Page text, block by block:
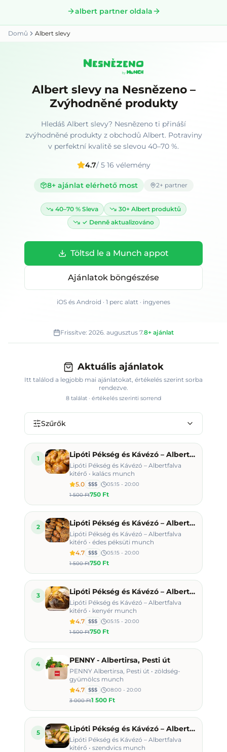
albert partner oldala
Domů Albert slevy
Albert slevy na Nesnězeno –
Zvýhodněné produkty
Hledáš Albert slevy? Nesnězeno ti přináší
zvýhodněné produkty z obchodů Albert. Potraviny
v perfektní kvalitě se slevou 40–70 %.
4.7/ 5·16 vélemény
8+ ajánlat elérhető most 2+ partner
40–70 % Sleva 30+ Albert produktů
✓ Denně aktualizováno
Töltsd le a Munch appot
Ajánlatok böngészése
iOS és Android · 1 perc alatt · ingyenes
Frissítve: 2026. augusztus 7.8+ ajánlat
Aktuális ajánlatok
Itt találod a legjobb mai ajánlatokat, értékelés szerint sorba
rendezve.
8 találat · értékelés szerinti sorrend
Szűrők
1 Lipóti Pékség és Kávézó – Albertfalva kitérő
Lipóti Pékség és Kávézó – Albertfalva
kitérő • kalács munch
5.0 $$$
05:15 - 20:00
1 500 Ft750 Ft
2 Lipóti Pékség és Kávézó – Albertfalva kitérő
Lipóti Pékség és Kávézó – Albertfalva
kitérő • édes péksüti munch
4.7 $$$
05:15 - 20:00
1 500 Ft750 Ft
3 Lipóti Pékség és Kávézó – Albertfalva kitérő
Lipóti Pékség és Kávézó – Albertfalva
kitérő • kenyér munch
4.7 $$$
05:15 - 20:00
1 500 Ft750 Ft
4 PENNY - Albertirsa, Pesti út
PENNY Albertirsa, Pesti út • zöldség-
gyümölcs munch
4.7 $$$
08:00 - 20:00
3 000 Ft1 500 Ft
5 Lipóti Pékség és Kávézó – Albertfalva kitérő
Lipóti Pékség és Kávézó – Albertfalva
kitérő • szendvics munch